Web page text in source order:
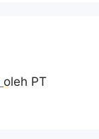
oleh PT